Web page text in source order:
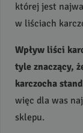
której jest
w liściach
Wpływ liści
tyle znaczący,
karczocha
więc dla was
sklepu.